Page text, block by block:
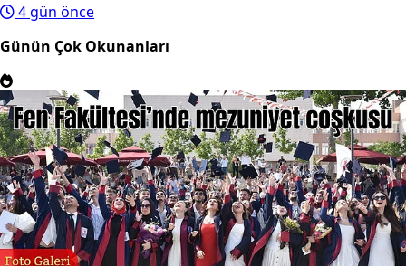
4 gün önce
Günün Çok Okunanları